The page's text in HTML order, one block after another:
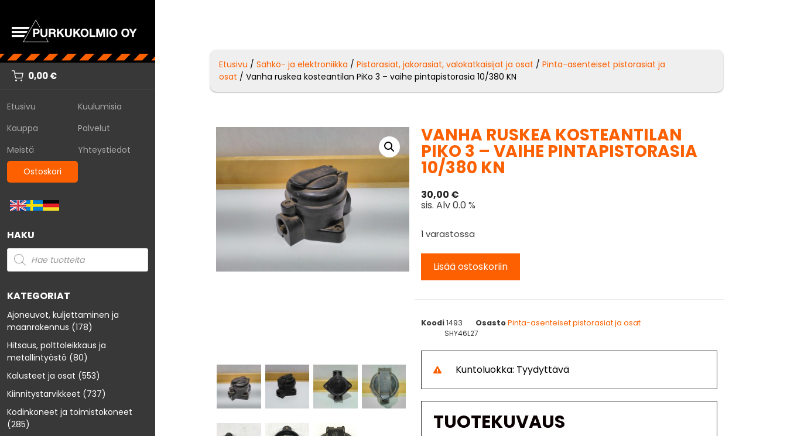
0,00€
Etusivu
Kuulumisia
Kauppa
Palvelut
Meistä
Yhteystiedot
Ostoskori
HAKU
KATEGORIAT
Ajoneuvot, kuljettaminen ja
maanrakennus (178)
Hitsaus, polttoleikkaus ja
metallintyöstö (80)
Kalusteet ja osat (553)
Kiinnitystarvikkeet (737)
Kodinkoneet ja toimistokoneet
(285)
Etusivu /Sähkö- ja elektroniikka /Pistorasiat, jakorasiat, valokatkaisijat ja osat /Pinta-asenteiset pistorasiat ja
osat / Vanha ruskea kosteantilan PiKo 3 – vaihe pintapistorasia 10/380 KN
VANHA RUSKEA KOSTEANTILAN
PIKO 3 – VAIHE PINTAPISTORASIA
10/380 KN
30,00 €
sis. Alv 0.0 %
1 varastossa
Lisää ostoskoriin
Koodi1493 Osasto Pinta-asenteiset pistorasiat ja osat
SHY46L27
Kuntoluokka: Tyydyttävä
TUOTEKUVAUS